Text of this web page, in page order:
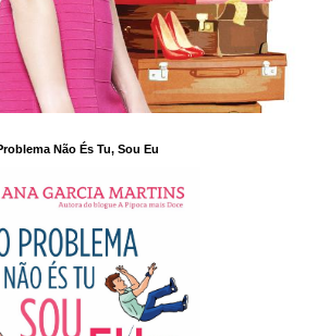
Não És Tu, Sou Eu